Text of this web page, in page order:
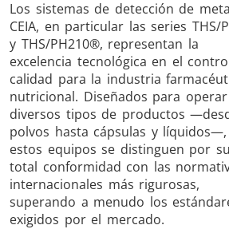
THS Production
4.0
MD-
Los sistemas de detección de
CEIA, en particular las series THS/
y THS/PH210®, representan la
excelencia tecnológica en el
calidad para la industria
nutricional. Diseñados para
diversos tipos de productos
polvos hasta cápsulas y líquidos—,
estos equipos se distinguen por su
total conformidad con las
internacionales más rigurosas,
superando a menudo los
exigidos por el mercado.